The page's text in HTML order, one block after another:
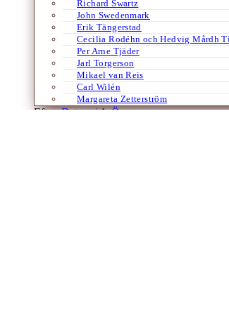
Richard Swartz
John Swedenmark
Erik Tängerstad
Cecilia Rodéhn och Hedvig Mårdh
Per Arne Tjäder
Jarl Torgerson
Mikael van Reis
Carl Wilén
Margareta Zetterström
Efter:Datum /A-Ö